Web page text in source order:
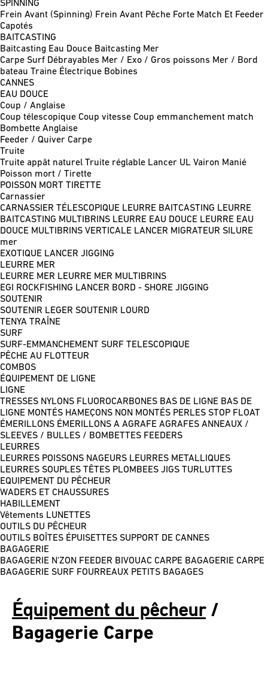
SPINNING
Frein Avant (Spinning) Frein Avant Pêche Forte Match Et Feeder
Capotés
BAITCASTING
Baitcasting Eau Douce Baitcasting Mer
Carpe Surf Débrayables Mer / Exo / Gros poissons Mer / Bord
bateau Traine Électrique Bobines
CANNES
EAU DOUCE
Coup / Anglaise
Coup télescopique Coup vitesse Coup emmanchement match
Bombette Anglaise
Feeder / Quiver Carpe
Truite
Truite appât naturel Truite réglable Lancer UL Vairon Manié
Poisson mort / Tirette
POISSON MORT TIRETTE
Carnassier
CARNASSIER TÉLESCOPIQUE LEURRE BAITCASTING LEURRE
BAITCASTING MULTIBRINS LEURRE EAU DOUCE LEURRE EAU
DOUCE MULTIBRINS VERTICALE LANCER MIGRATEUR SILURE
mer
EXOTIQUE LANCER JIGGING
LEURRE MER
LEURRE MER LEURRE MER MULTIBRINS
EGI
ROCKFISHING LANCER BORD - SHORE JIGGING
SOUTENIR
SOUTENIR LEGER SOUTENIR LOURD
TENYA TRAÎNE
SURF
SURF-EMMANCHEMENT SURF TELESCOPIQUE
PÊCHE AU FLOTTEUR
COMBOS
ÉQUIPEMENT DE LIGNE
LIGNE
TRESSES NYLONS FLUOROCARBONES BAS DE LIGNE BAS DE
LIGNE MONTÉS HAMEÇONS NON MONTÉS PERLES STOP FLOAT
ÉMERILLONS ÉMERILLONS A AGRAFE AGRAFES ANNEAUX /
SLEEVES / BULLES / BOMBETTES FEEDERS
LEURRES
LEURRES POISSONS NAGEURS LEURRES METALLIQUES
LEURRES SOUPLES TÊTES PLOMBEES JIGS TURLUTTES
EQUIPEMENT DU PÊCHEUR
WADERS ET CHAUSSURES
HABILLEMENT
Vêtements LUNETTES
OUTILS DU PÊCHEUR
OUTILS BOÎTES ÉPUISETTES SUPPORT DE CANNES
BAGAGERIE
BAGAGERIE N'ZON FEEDER BIVOUAC CARPE BAGAGERIE CARPE
BAGAGERIE SURF FOURREAUX PETITS BAGAGES
Équipement du pêcheur/
Bagagerie Carpe